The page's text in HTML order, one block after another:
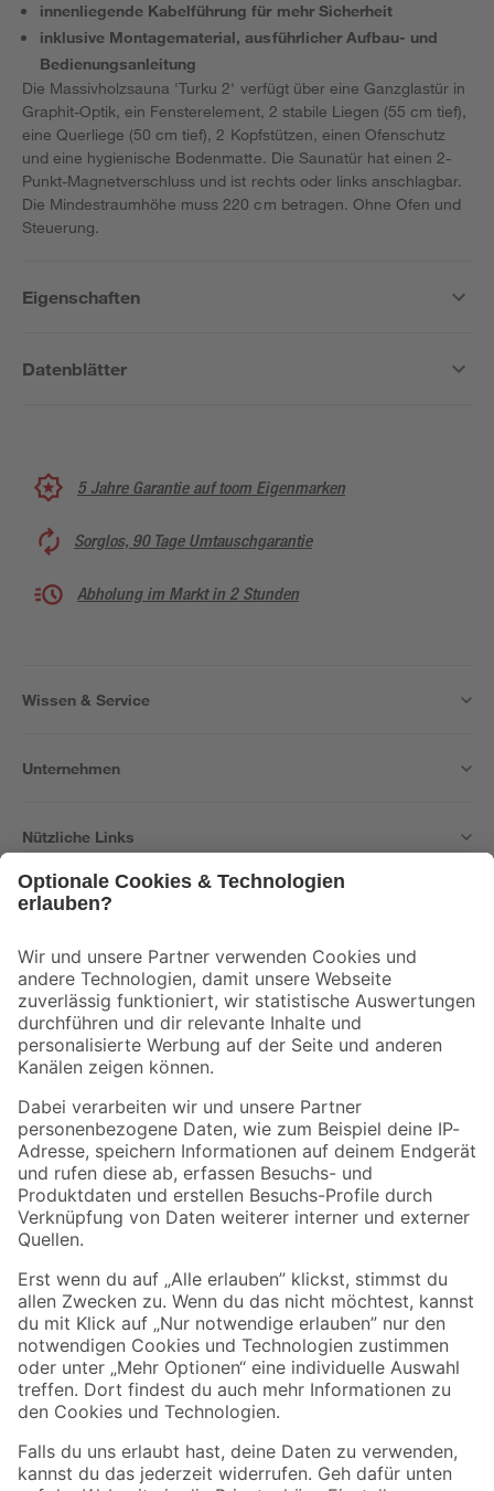
innenliegende Kabelführung für mehr Sicherheit
inklusive Montagematerial, ausführlicher Aufbau- und
Bedienungsanleitung
Die Massivholzsauna 'Turku 2' verfügt über eine Ganzglastür in
Graphit-Optik, ein Fensterelement, 2 stabile Liegen (55 cm tief),
eine Querliege (50 cm tief), 2 Kopfstützen, einen Ofenschutz
und eine hygienische Bodenmatte. Die Saunatür hat einen 2-
Punkt-Magnetverschluss und ist rechts oder links anschlagbar.
Die Mindestraumhöhe muss 220 cm betragen. Ohne Ofen und
Steuerung.
Eigenschaften
Datenblätter
5 Jahre Garantie auf toom Eigenmarken
Sorglos, 90 Tage Umtauschgarantie
Abholung im Markt in 2 Stunden
Wissen & Service
Unternehmen
Nützliche Links
Der toom Newsletter: Keine Angebote und Aktionen mehr verpassen!
Zur Newsletter Anmeldung
Folge uns
Zahlungsarten Versandarten
Sicher einkaufen
Jetzt die toom-App herunterladen
Alle Preisangaben in EUR inkl. gesetzl. MwSt.. Die dargestellten Angebote sind unter